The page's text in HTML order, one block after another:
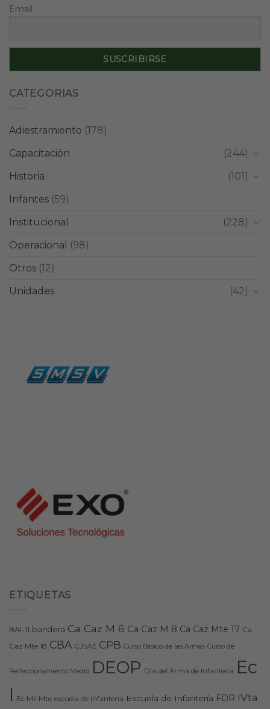
Email
CATEGORIAS
Adiestramiento (178)
Capacitación
(244)
Historia
(101)
Infantes (59)
Institucional
(228)
Operacional
(98)
Otros (12)
Unidades
(42)
ETIQUETAS
BAI-11 bandera Ca Caz M 6 Ca Caz M 8 Ca Caz Mte 17 Ca
Caz Mte 18 CBA CJSAE CPB Curso Básico de las Armas Curso de
Perfeccionamiento Medio DEOP Día del Arma de Infantería Ec
I Ec Mil Mte escuela de infanteria Escuela de Infantería FDR IVta